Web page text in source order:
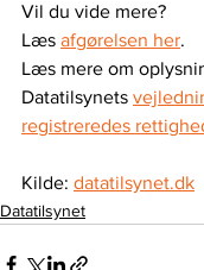
Vil du vide mere?
Læs afgørelsen her.
Læs mere om
Datatilsynets
registreredes
Kilde: datatilsynet.dk
Datatilsynet